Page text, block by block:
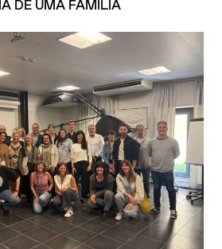
DE UMA FAMÍLIA